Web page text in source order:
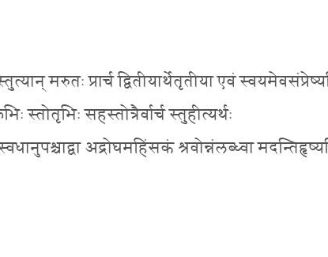
मरुतः प्रार्च द्वितीयार्थेतृतीया एवं
स्तोतृभिः सहस्तोत्रैर्वार्च स्तुहीत्यर्थः
अद्रोघमहिंसकं श्रवोन्नंलब्ध्वा